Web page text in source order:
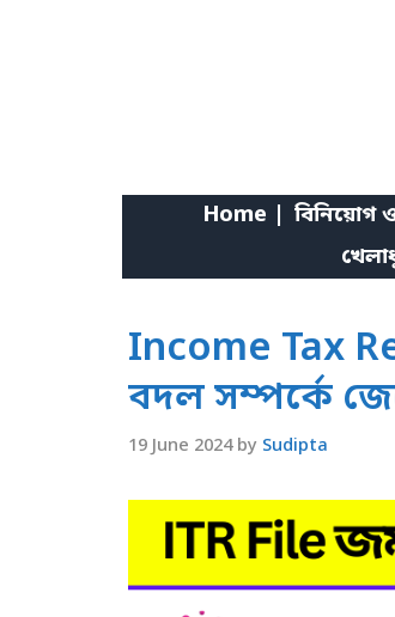
Home | বিনিয়োগ
Income Tax
বদল সম্পর্কে
19 June 2024 by Sudipta